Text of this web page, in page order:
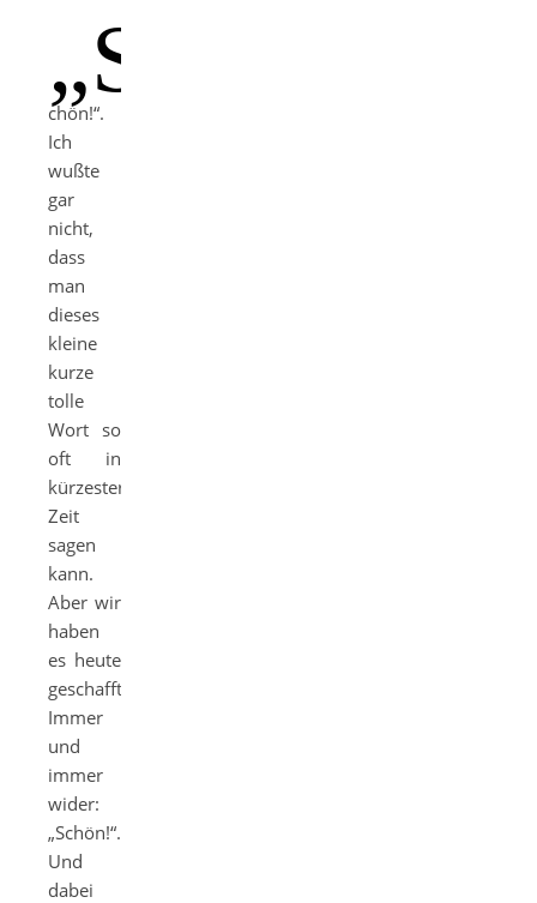
„S
chön!“.
Ich
wußte
gar
nicht,
dass
man
dieses
kleine
kurze
tolle
Wort so
oft in
kürzester
Zeit
sagen
kann.
Aber wir
haben
es heute
geschafft!
Immer
und
immer
wider:
„Schön!“.
Und
dabei